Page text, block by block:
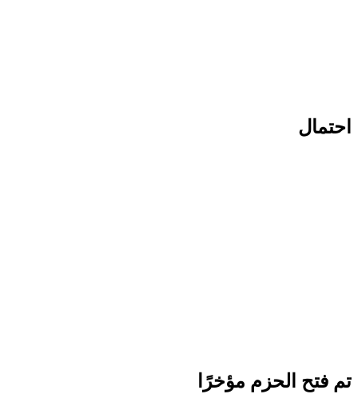
احتمال
تم فتح الحزم مؤخرًا